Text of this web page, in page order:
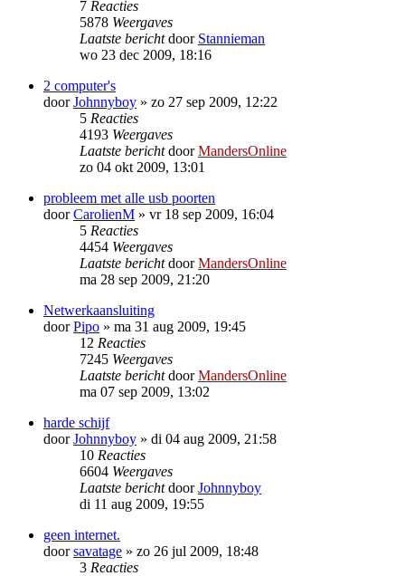
7 Reacties
5878 Weergaves
Laatste berichtdoor Stannieman
wo 23 dec 2009, 18:16
2 computer's
doorJohnnyboy » zo 27 sep 2009, 12:22
5 Reacties
4193 Weergaves
Laatste berichtdoorMandersOnline
zo 04 okt 2009, 13:01
probleem met alle usb poorten
doorCarolienM » vr 18 sep 2009, 16:04
5 Reacties
4454 Weergaves
Laatste berichtdoorMandersOnline
ma 28 sep 2009, 21:20
Netwerkaansluiting
doorPipo » ma 31 aug 2009, 19:45
12 Reacties
7245 Weergaves
Laatste berichtdoorMandersOnline
ma 07 sep 2009, 13:02
harde schijf
doorJohnnyboy » di 04 aug 2009, 21:58
10 Reacties
6604 Weergaves
Laatste berichtdoorJohnnyboy
di 11 aug 2009, 19:55
geen internet.
doorsavatage » zo 26 jul 2009, 18:48
3 Reacties